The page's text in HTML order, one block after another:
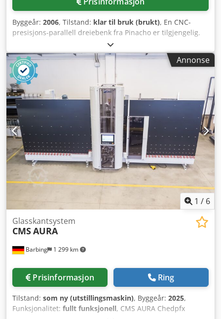
Byggeår: 2006, Tilstand: klar til bruk (brukt), En CNC-
presisjons-parallell dreiebenk fra Pinacho er tilgjengelig.
Spisshøyde: 180 mm, spissavstand: 750 mm–1000 mm,
dreiemål over føringsbenk/langslide/tverrslede: 360
mm/335 mm/198 mm, bredde på benk: 250 mm,
spindelboring: 42 mm, turtall: 4000 o/min, matehastighet
X/Z: 10 m/min, hurtigdeg X/Z: 10 m/min. Pinoldiameter: 58
mm, pinollengde: 200 mm, Morsekon: MK3, min.
gjennomgang på medløpende/faste bakker: 10 mm, maks.
gjennomgang på medløpende/faste bakker: 70 mm/114
mm, styring: Fanuc 0i. Dokumentasjon er tilgjengelig.
Besiktigelse på stedet er mulig. Chjdpfx Abewftcvjgoa
Annonse
1 / 6
Barbing 1 299 km
Glasskantsystem
CMSAURA
Prisinformasjon Ring
Tilstand: som ny (utstillingsmaskin), Byggeår: 2025,
Funksjonalitet: fullt funksjonell, CMS AURA Chedpfx